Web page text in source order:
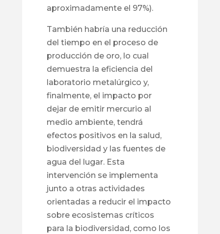
aproximadamente el 97%).
También habría una reducción
del tiempo en el proceso de
producción de oro, lo cual
demuestra la eficiencia del
laboratorio metalúrgico y,
finalmente, el impacto por
dejar de emitir mercurio al
medio ambiente, tendrá
efectos positivos en la salud,
biodiversidad y las fuentes de
agua del lugar. Esta
intervención se implementa
junto a otras actividades
orientadas a reducir el impacto
sobre ecosistemas críticos
para la biodiversidad, como los